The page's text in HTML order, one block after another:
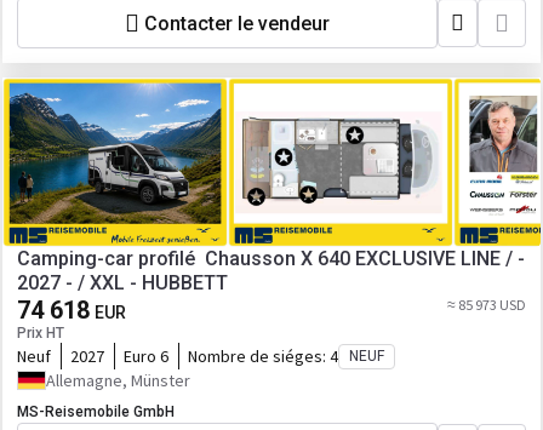
Contacter le vendeur
Camping-car profilé Chausson X 640 EXCLUSIVE LINE / -
2027 - / XXL - HUBBETT
74 618 EUR
Prix HT
≈ 85 973 USD
Neuf 2027 Euro 6 Nombre de siéges: 4 NEUF
Allemagne, Münster
MS-Reisemobile GmbH